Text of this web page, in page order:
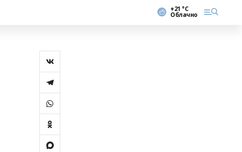
+21 °С
Облачно